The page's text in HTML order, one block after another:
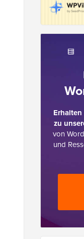
Erhalten
zu
von
und